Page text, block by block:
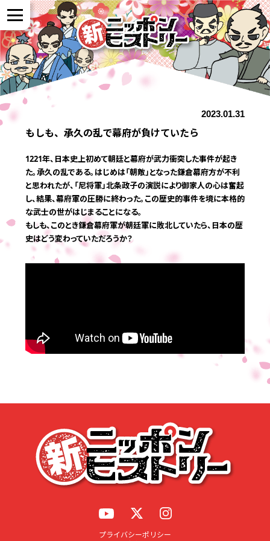
NEWS
参加者の声
全国展開について
よくある質問
2023.01.31
もしも、承久の乱で幕府が負けていたら
1221年、日本史上初めて朝廷と幕府が武力衝突した事件が起き
た。承久の乱である。はじめは「朝敵」となった鎌倉幕府方が不利
と思われたが、「尼将軍」北条政子の演説により御家人の心は奮起
し、結果、幕府軍の圧勝に終わった。この歴史的事件を境に本格的
な武士の世がはじまることになる。
もしも、このとき鎌倉幕府軍が朝廷軍に敗北していたら、日本の歴
史はどう変わっていただろうか？
プライバシーポリシー